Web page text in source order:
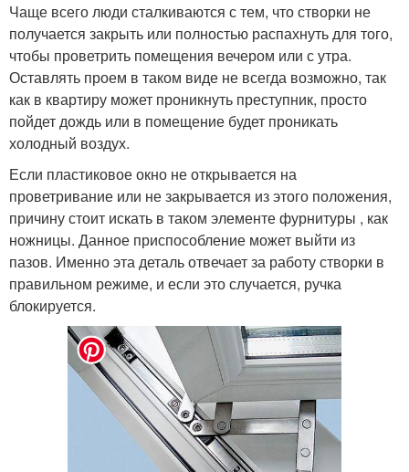
Чаще всего люди сталкиваются с тем, что створки не
получается закрыть или полностью распахнуть для того,
чтобы проветрить помещения вечером или с утра.
Оставлять проем в таком виде не всегда возможно, так
как в квартиру может проникнуть преступник, просто
пойдет дождь или в помещение будет проникать
холодный воздух.
Если пластиковое окно не открывается на
проветривание или не закрывается из этого положения,
причину стоит искать в таком элементе фурнитуры , как
ножницы. Данное приспособление может выйти из
пазов. Именно эта деталь отвечает за работу створки в
правильном режиме, и если это случается, ручка
блокируется.